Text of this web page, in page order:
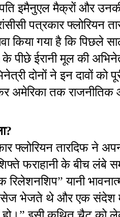
इमैनुएल मैक्रों और
पत्रकार फ्लोरियन
किया गया है कि पिछले
पीछे ईरानी मूल की
दोनों ने इन दावों
अमेरिका तक राजनीतिक
फ्लोरियन तारदिफ ने
फराहानी के बीच लंबे
रिलेशनशिप” यानी
भेजते थे और एक संदेश